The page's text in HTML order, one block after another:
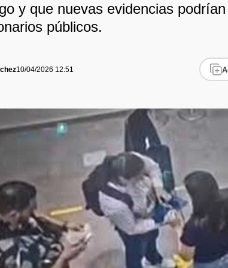
y que nuevas evidencias
públicos.
10/04/2026 12:51